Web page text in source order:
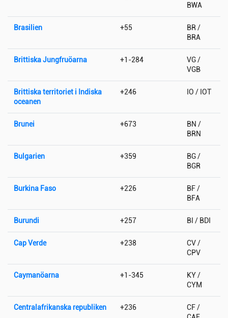
BWA
Brasilien +55
BR /
BRA
Brittiska Jungfruöarna +1-284
VG /
VGB
Brittiska territoriet i Indiska
oceanen
+246 IO / IOT
Brunei +673
BN /
BRN
Bulgarien +359
BG /
BGR
Burkina Faso +226
BF /
BFA
Burundi +257 BI / BDI
Cap Verde +238
CV /
CPV
Caymanöarna +1-345
KY /
CYM
Centralafrikanska republiken +236
CF /